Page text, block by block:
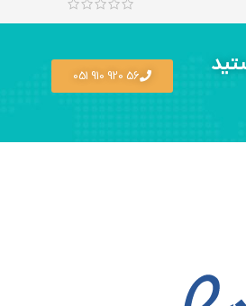
56 920 910 051